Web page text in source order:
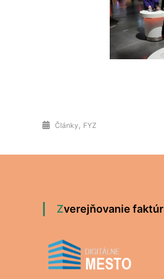
Články , FYZ
Zverejňovanie faktúr